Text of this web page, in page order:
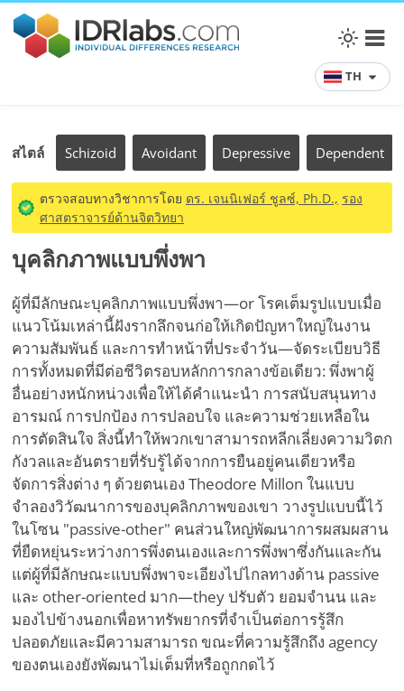
TH
สไตล์ Schizoid Avoidant Depressive Dependent
ตรวจสอบทางวิชาการโดย ดร. เจนนิเฟอร์ ชูลซ์, Ph.D., รอง
ศาสตราจารย์ด้านจิตวิทยา
บุคลิกภาพแบบพึ่งพา
ผู้ที่มีลักษณะบุคลิกภาพแบบพึ่งพา—or โรคเต็มรูปแบบเมื่อ
แนวโน้มเหล่านี้ฝังรากลึกจนก่อให้เกิดปัญหาใหญ่ในงาน
ความสัมพันธ์ และการทำหน้าที่ประจำวัน—จัดระเบียบวิธี
การทั้งหมดที่มีต่อชีวิตรอบหลักการกลางข้อเดียว: พึ่งพาผู้
อื่นอย่างหนักหน่วงเพื่อให้ได้คำแนะนำ การสนับสนุนทาง
อารมณ์ การปกป้อง การปลอบใจ และความช่วยเหลือใน
การตัดสินใจ สิ่งนี้ทำให้พวกเขาสามารถหลีกเลี่ยงความวิตก
กังวลและอันตรายที่รับรู้ได้จากการยืนอยู่คนเดียวหรือ
จัดการสิ่งต่าง ๆ ด้วยตนเอง Theodore Millon ในแบบ
จำลองวิวัฒนาการของบุคลิกภาพของเขา วางรูปแบบนี้ไว้
ในโซน "passive-other" คนส่วนใหญ่พัฒนาการผสมผสาน
ที่ยืดหยุ่นระหว่างการพึ่งตนเองและการพึ่งพาซึ่งกันและกัน
แต่ผู้ที่มีลักษณะแบบพึ่งพาจะเอียงไปไกลทางด้าน passive
และ other-oriented มาก—they ปรับตัว ยอมจำนน และ
มองไปข้างนอกเพื่อหาทรัพยากรที่จำเป็นต่อการรู้สึก
ปลอดภัยและมีความสามารถ ขณะที่ความรู้สึกถึง agency
ของตนเองยังพัฒนาไม่เต็มที่หรือถูกกดไว้